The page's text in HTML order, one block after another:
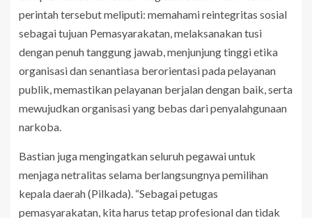
perintah tersebut meliputi: memahami reintegritas sosial
sebagai tujuan Pemasyarakatan, melaksanakan tusi
dengan penuh tanggung jawab, menjunjung tinggi etika
organisasi dan senantiasa berorientasi pada pelayanan
publik, memastikan pelayanan berjalan dengan baik, serta
mewujudkan organisasi yang bebas dari penyalahgunaan
narkoba.
Bastian juga mengingatkan seluruh pegawai untuk
menjaga netralitas selama berlangsungnya pemilihan
kepala daerah (Pilkada). “Sebagai petugas
pemasyarakatan, kita harus tetap profesional dan tidak